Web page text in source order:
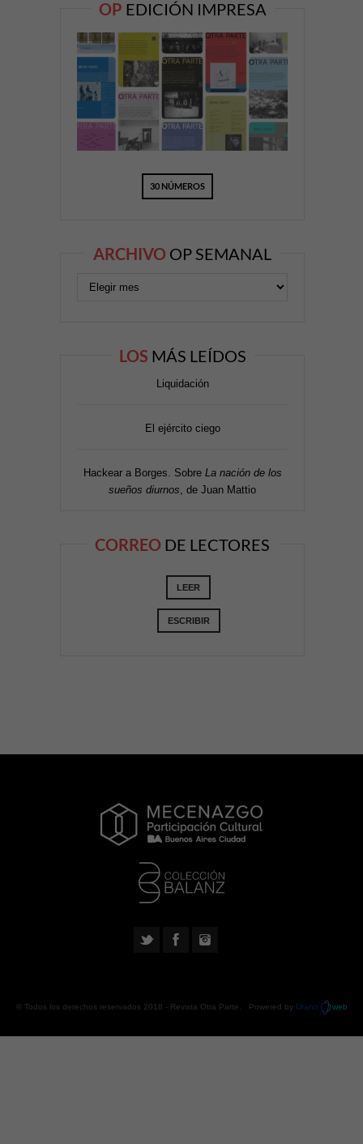
OP EDICIÓN IMPRESA
30 NÚMEROS
ARCHIVO OP SEMANAL
LOS MÁS LEÍDOS
Liquidación
El ejército ciego
Hackear a Borges. Sobre La nación de los
sueños diurnos , de Juan Mattio
CORREO DE LECTORES
LEER
ESCRIBIR
© Todos los derechos reservados 2018 - Revista Otra Parte . Powered by Urano web